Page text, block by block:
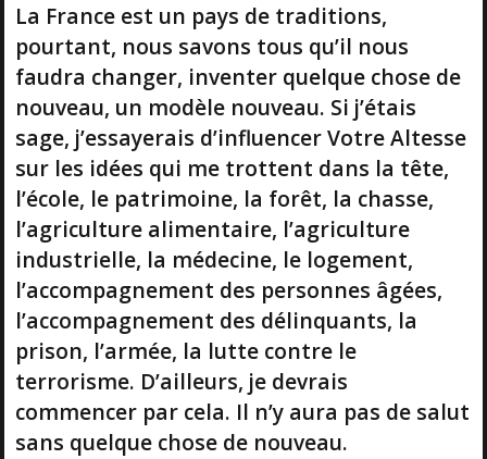
La France est un pays de traditions,
pourtant, nous savons tous qu’il nous
faudra changer, inventer quelque chose de
nouveau, un modèle nouveau. Si j’étais
sage, j’essayerais d’influencer Votre Altesse
sur les idées qui me trottent dans la tête,
l’école, le patrimoine, la forêt, la chasse,
l’agriculture alimentaire, l’agriculture
industrielle, la médecine, le logement,
l’accompagnement des personnes âgées,
l’accompagnement des délinquants, la
prison, l’armée, la lutte contre le
terrorisme. D’ailleurs, je devrais
commencer par cela. Il n’y aura pas de salut
sans quelque chose de nouveau.